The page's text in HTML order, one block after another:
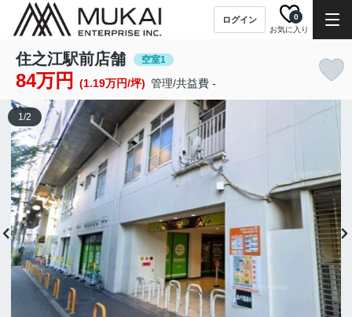
ログイン
お気に入り
0
住之江駅前店舗 空室1
84万円 (1.19万円/坪) 管理/共益費 -
1/2